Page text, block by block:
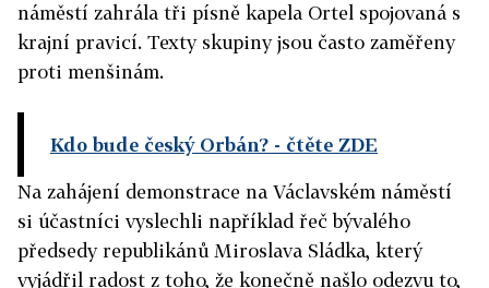
náměstí zahrála tři písně kapela Ortel spojovaná s
krajní pravicí. Texty skupiny jsou často zaměřeny
proti menšinám.
Kdo bude český Orbán? - čtěte ZDE
Na zahájení demonstrace na Václavském náměstí
si účastníci vyslechli například řeč bývalého
předsedy republikánů Miroslava Sládka, který
vyjádřil radost z toho, že konečně našlo odezvu to,